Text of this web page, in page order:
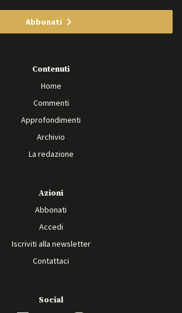
Abbonati
Contenuti
Home
Commenti
Approfondimenti
Archivio
La redazione
Azioni
Abbonati
Accedi
Iscriviti alla newsletter
Contattaci
Social